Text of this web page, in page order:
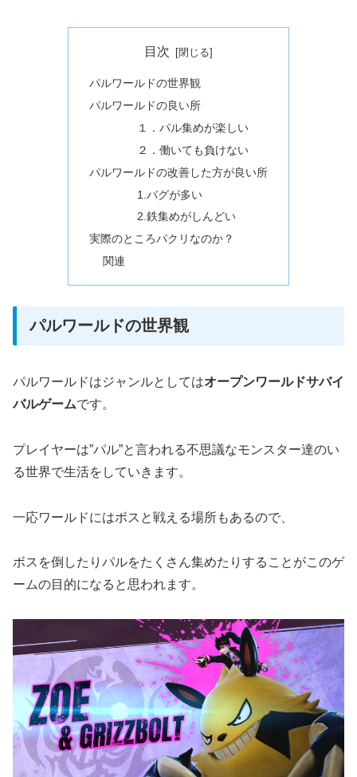
目次
パルワールドの世界観
パルワールドの良い所
１．パル集めが楽しい
２．働いても負けない
パルワールドの改善した方が良い所
1.バグが多い
2.鉄集めがしんどい
実際のところパクリなのか？
関連
パルワールドの世界観
パルワールドはジャンルとしてはオープンワールドサバイ
バルゲームです。
プレイヤーは”パル”と言われる不思議なモンスター達のい
る世界で生活をしていきます。
一応ワールドにはボスと戦える場所もあるので、
ボスを倒したりパルをたくさん集めたりすることがこのゲ
ームの目的になると思われます。